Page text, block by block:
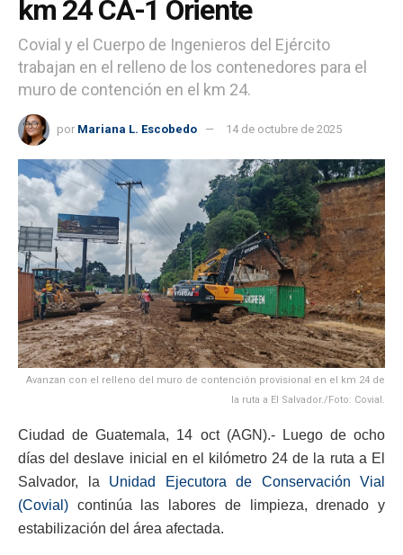
km 24 CA-1 Oriente
Covial y el Cuerpo de Ingenieros del Ejército
trabajan en el relleno de los contenedores para el
muro de contención en el km 24.
por Mariana L. Escobedo 14 de octubre de 2025
Avanzan con el relleno del muro de contención provisional en el km 24 de
la ruta a El Salvador./Foto: Covial.
Ciudad de Guatemala, 14 oct (AGN).- Luego de ocho
días del deslave inicial en el kilómetro 24 de la ruta a El
Salvador, la Unidad Ejecutora de Conservación Vial
(Covial) continúa las labores de limpieza, drenado y
estabilización del área afectada.